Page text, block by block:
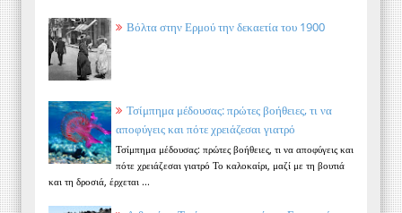
Βόλτα στην Ερμού την δεκαετία του 1900
Τσίμπημα μέδουσας: πρώτες βοήθειες, τι να
αποφύγεις και πότε χρειάζεσαι γιατρό
Τσίμπημα μέδουσας: πρώτες βοήθειες, τι να αποφύγεις και
πότε χρειάζεσαι γιατρό Το καλοκαίρι, μαζί με τη βουτιά
και τη δροσιά, έρχεται ...